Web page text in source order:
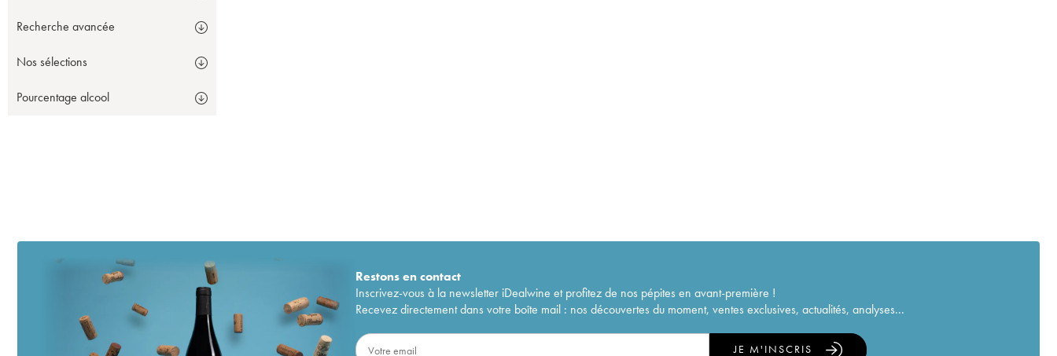
Recherche avancée
Nos sélections
Pourcentage alcool
Restons encontact
Inscrivez-vous à la newsletter iDealwine et profitez de nos pépites en avant-première !
Recevez directement dans votre boîte mail : nos découvertes du moment, ventes exclusives, actualités, analyses...
JE M'INSCRIS